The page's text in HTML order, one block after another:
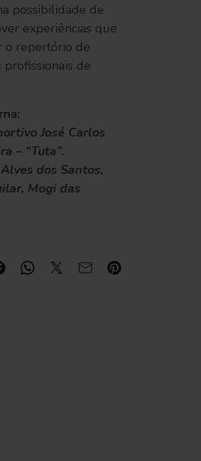
possibilidade de
experiências que
o repertório de
profissionais de
José Carlos
– “Tuta”.
dos Santos,
Mogi das